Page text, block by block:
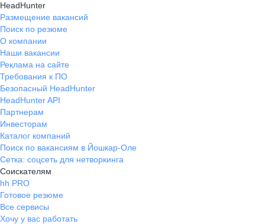
HeadHunter
Размещение вакансий
Поиск по резюме
О компании
Наши вакансии
Реклама на сайте
Требования к ПО
Безопасный HeadHunter
HeadHunter API
Партнерам
Инвесторам
Каталог компаний
Поиск по вакансиям в Йошкар-Оле
Сетка: соцсеть для нетворкинга
Соискателям
hh PRO
Готовое резюме
Все сервисы
Хочу у вас работать